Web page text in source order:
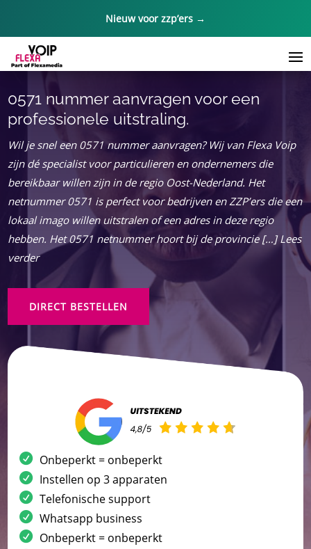
Nieuw voor zzp’ers →
0571 nummer aanvragen voor een
professionele uitstraling.
Wil je snel een 0571 nummer aanvragen? Wij van Flexa Voip
zijn dé specialist voor particulieren en ondernemers die
bereikbaar willen zijn in de regio Oost-Nederland. Het
netnummer 0571 is perfect voor bedrijven en ZZP’ers die een
lokaal imago willen uitstralen of een adres in deze regio
hebben. Het 0571 netnummer hoort bij de provincie […] Lees
verder
DIRECT BESTELLEN
Onbeperkt = onbeperkt
Instellen op 3 apparaten
Telefonische support
Whatsapp business
Onbeperkt = onbeperkt